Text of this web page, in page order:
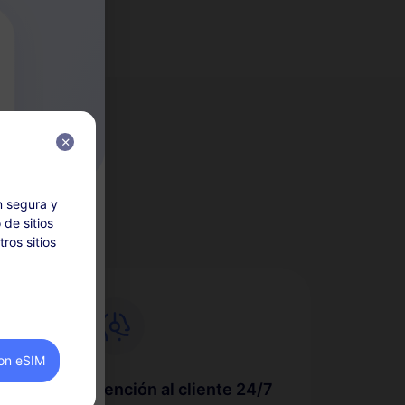
Atención al cliente 24/7
a la
se
segura y
de sitios
sitios
eSIM